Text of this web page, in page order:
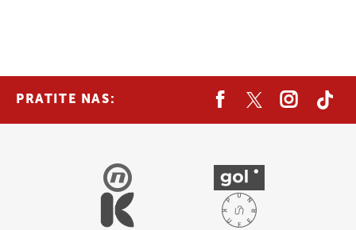
PRATITE NAS: